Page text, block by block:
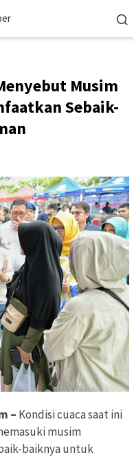
Musim
Sebaik-
– Kondisi cuaca saat ini
musim
baiknya untuk